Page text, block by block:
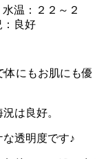
：２２～２
良好
体にもお肌にも優
は良好。
透明度です♪